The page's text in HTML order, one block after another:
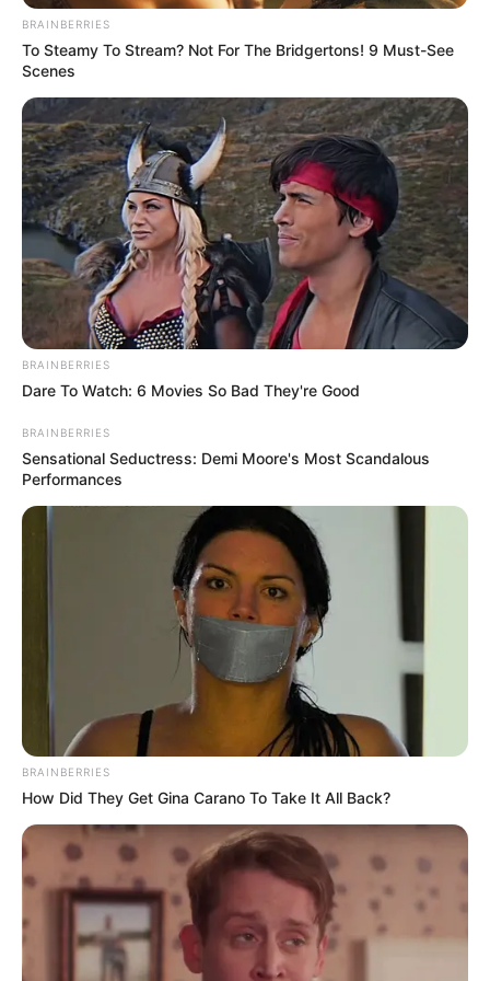
beavatkoztak”
A háborúval is összekötötte a választást
A volt miniszter azt állította, hogy a Fidesz
kormányon maradása esetén továbbra is ellenálltak
volna az Európai Unió nyomásának, és megvédték
volna az országot a háborús következményektől.
Szerinte az eddigi kormányzati politika egyfajta
védőhálót jelentett, amely most megszűnt.
BRAINBERRIES
To Steamy To Stream? Not For The Bridgertons! 9 Must-See
Scenes
BRAINBERRIES
Dare To Watch: 6 Movies So Bad They're Good
BRAINBERRIES
Sensational Seductress: Demi Moore's Most Scandalous
Performances
BRAINBERRIES
How Did They Get Gina Carano To Take It All Back?